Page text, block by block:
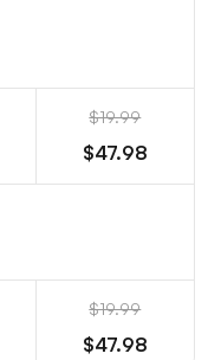
$19.99
$47.98
$19.99
$47.98